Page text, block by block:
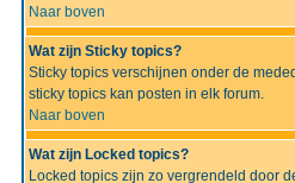
Naar boven
Wat zijn Sticky topics?
Sticky topics verschijnen onder de
sticky topics kan posten in elk forum.
Naar boven
Wat zijn Locked topics?
Locked topics zijn zo vergrendeld door